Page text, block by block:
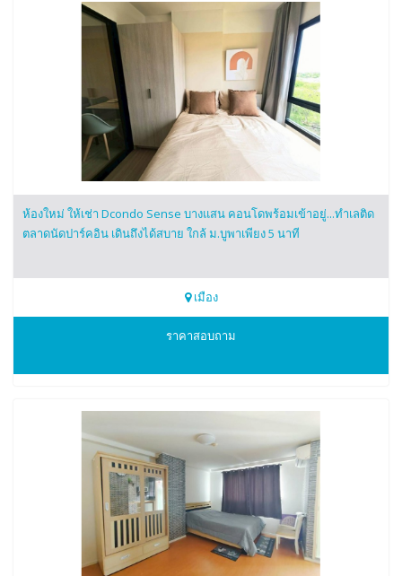
0616161426
Dcondo Sense บางแสน
ห้องใหม่ ให้เช่า Dcondo Sense บางแสน คอนโดพร้อมเข้าอยู่...ทำเลติด
ตลาดนัดปาร์คอิน เดินถึงได้สบาย ใกล้ ม.บูพาเพียง 5 นาที
เมือง
ราคาสอบถาม